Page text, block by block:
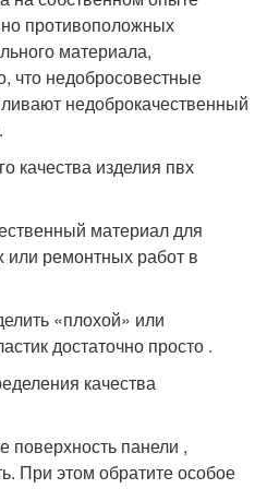
противоположных
материала,
что недобросовестные
недоброкачественный
качества изделия пвх
материал для
или ремонтных работ в
«плохой» или
достаточно просто .
качества
поверхность панели ,
При этом обратите особое